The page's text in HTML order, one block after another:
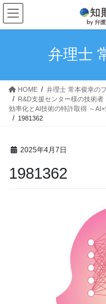
コ
ン
テ
ス
ナ
ビ
ゲ
ン
弁理士
HOME
弁理士 常本俊幸の
R&D支援センター様の技術
効率化とAI技術の特許取得 ～
1981362
2025年4月7日
1981362